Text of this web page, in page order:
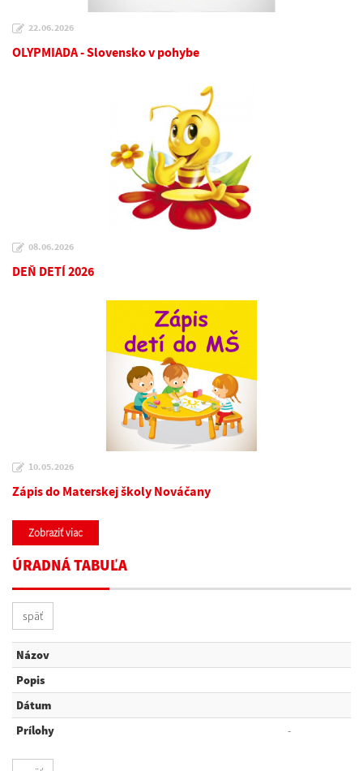
22.06.2026
OLYPMIADA - Slovensko v pohybe
08.06.2026
DEŇ DETÍ 2026
10.05.2026
Zápis do Materskej školy Nováčany
Zobraziť viac
ÚRADNÁ TABUĽA
späť
Názov
Popis
Dátum
Prílohy
-